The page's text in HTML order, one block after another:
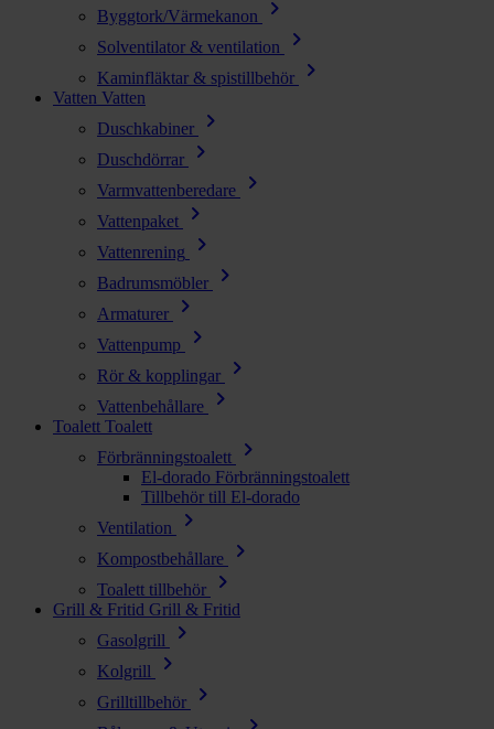
Byggtork/Värmekanon chevron_right
Solventilator & ventilation chevron_right
Kaminfläktar & spistillbehör chevron_right
Vatten Vatten
Duschkabiner
chevron_right
Duschdörrar chevron_right
Varmvattenberedare chevron_right
Vattenpaket chevron_right
Vattenrening chevron_right
Badrumsmöbler chevron_right
Armaturer chevron_right
Vattenpump chevron_right
Rör & kopplingar chevron_right
Vattenbehållare chevron_right
Toalett Toalett
Förbränningstoalett
chevron_right
El-dorado Förbränningstoalett
Tillbehör till El-dorado
Ventilation
chevron_right
Kompostbehållare chevron_right
Toalett tillbehör chevron_right
Grill & Fritid Grill & Fritid
Gasolgrill
chevron_right
Kolgrill chevron_right
Grilltillbehör chevron_right